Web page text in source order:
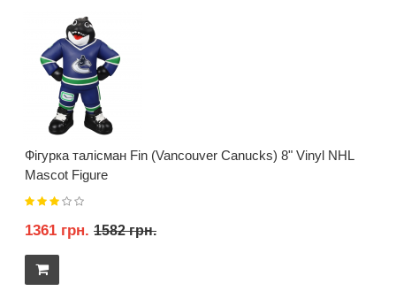
Фігурка талісман Fin (Vancouver Canucks) 8" Vinyl NHL
Mascot Figure
1361 грн. 1582 грн.